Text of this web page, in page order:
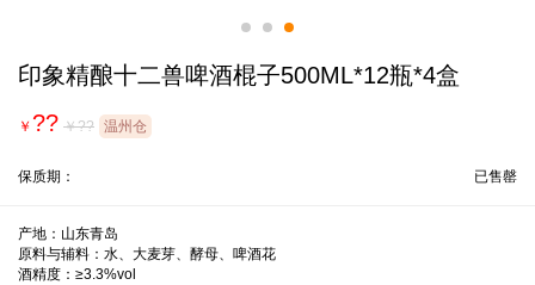
印象精酿十二兽啤酒棍子500ML*12瓶*4盒
￥ ?? ￥?? 温州仓
保质期： 已售罄
产地：山东青岛
原料与辅料：水、大麦芽、酵母、啤酒花
酒精度：≥3.3%vol